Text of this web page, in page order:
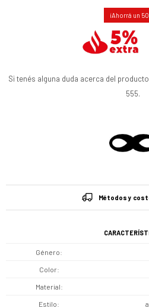
50
Si tenés alguna duda acerca del
555.
Métodos y
Género
Color
Material
Estilo